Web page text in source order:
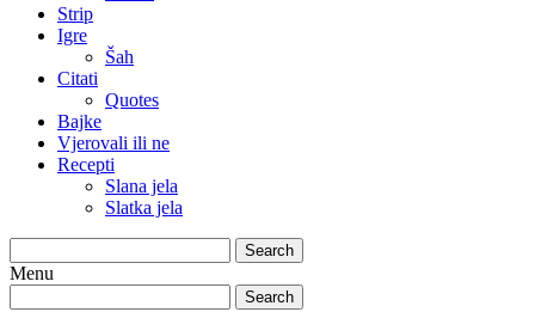
Strip
Igre
Šah
Citati
Quotes
Bajke
Vjerovali ili ne
Recepti
Slana jela
Slatka jela
Search
Menu
Search